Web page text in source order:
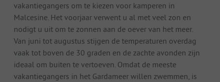
vakantiegangers om te kiezen voor kamperen in
Malcesine. Het voorjaar verwent u al met veel zon en
nodigt u uit om te zonnen aan de oever van het meer.
Van juni tot augustus stijgen de temperaturen overdag
vaak tot boven de 30 graden en de zachte avonden zijn
ideaal om buiten te vertoeven. Omdat de meeste
vakantiegangers in het Gardameer willen zwemmen, is